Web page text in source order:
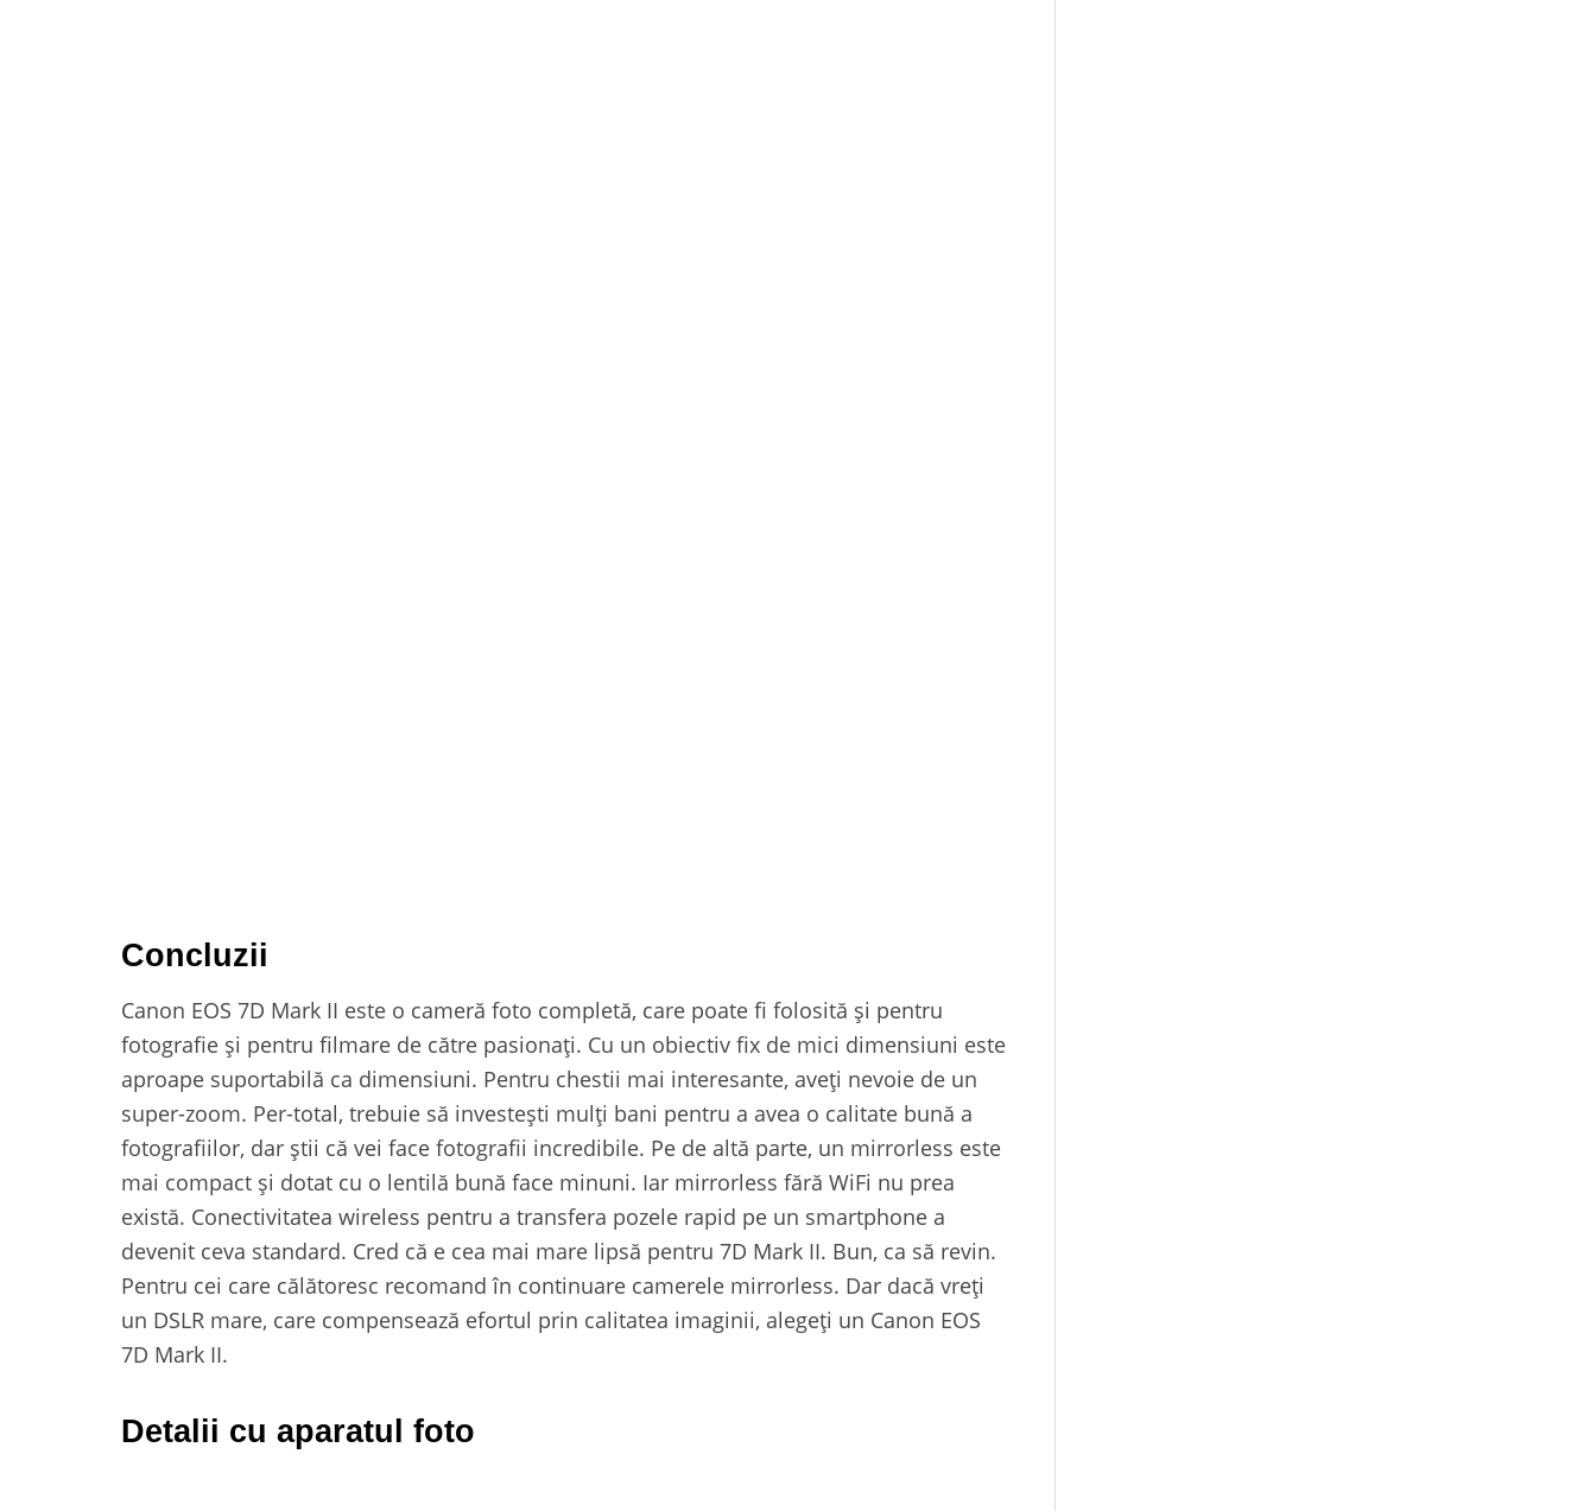
Concluzii
Canon EOS 7D Mark II este o cameră foto completă, care poate fi folosită și pentru
fotografie și pentru filmare de către pasionați. Cu un obiectiv fix de mici dimensiuni este
aproape suportabilă ca dimensiuni. Pentru chestii mai interesante, aveți nevoie de un
super-zoom. Per-total, trebuie să investești mulți bani pentru a avea o calitate bună a
fotografiilor, dar știi că vei face fotografii incredibile. Pe de altă parte, un mirrorless este
mai compact și dotat cu o lentilă bună face minuni. Iar mirrorless fără WiFi nu prea
există. Conectivitatea wireless pentru a transfera pozele rapid pe un smartphone a
devenit ceva standard. Cred că e cea mai mare lipsă pentru 7D Mark II. Bun, ca să revin.
Pentru cei care călătoresc recomand în continuare camerele mirrorless. Dar dacă vreți
un DSLR mare, care compensează efortul prin calitatea imaginii, alegeți un Canon EOS
7D Mark II.
Detalii cu aparatul foto